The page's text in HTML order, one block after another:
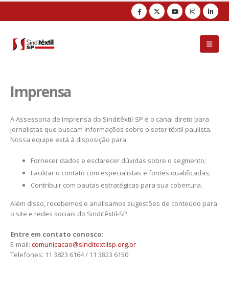
Imprensa
A Assessoria de Imprensa do Sinditêxtil-SP é o canal direto para
jornalistas que buscam informações sobre o setor têxtil paulista.
Nossa equipe está à disposição para:
Fornecer dados e esclarecer dúvidas sobre o segmento;
Facilitar o contato com especialistas e fontes qualificadas;
Contribuir com pautas estratégicas para sua cobertura.
Além disso, recebemos e analisamos sugestões de conteúdo para
o site e redes sociais do Sinditêxtil-SP.
Entre em contato conosco:
E-mail: comunicacao@sinditextilsp.org.br
Telefones: 11 3823 6164 / 11 3823 6150